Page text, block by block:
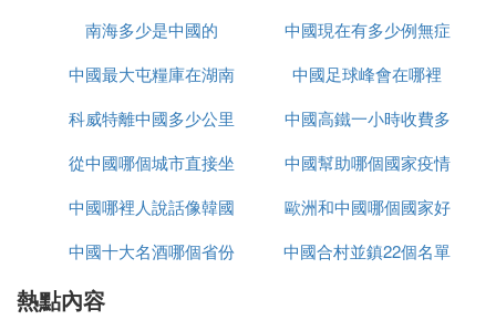
要多久
南海多少是中國的
中國現在有多少例無症
狀感染者
中國最大屯糧庫在湖南
哪裡
中國足球峰會在哪裡
科威特離中國多少公里
中國高鐵一小時收費多
少
從中國哪個城市直接坐
大巴去越南
中國幫助哪個國家疫情
中國哪裡人說話像韓國
話
歐洲和中國哪個國家好
玩
中國十大名酒哪個省份
中國合村並鎮22個名單
熱點內容